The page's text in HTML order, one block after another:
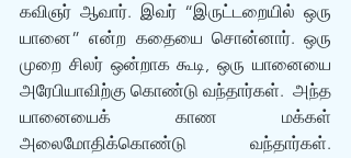
கவிஞர் ஆவார். இவர் “இருட்டறையில் ஒரு
யானை” என்ற கதையை சொன்னார். ஒரு
முறை சிலர் ஒன்றாக கூடி, ஒரு யானையை
அரேபியாவிற்கு கொண்டு வந்தார்கள்.  அந்த
யானையைக் காண மக்கள்
அலைமோதிக்கொண்டு வந்தார்கள்.